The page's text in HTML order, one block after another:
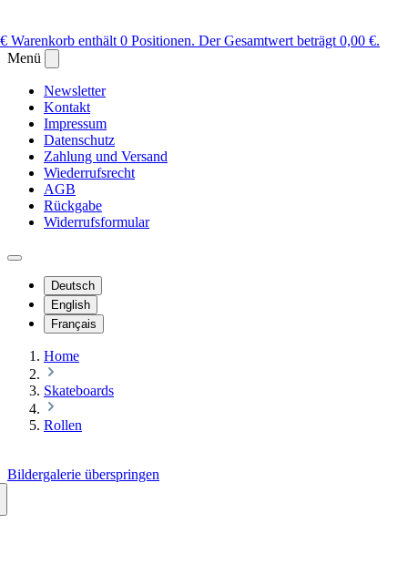
Warenkorb enthält 0 Positionen. Der Gesamtwert beträgt 0,00 €.
Menü
Newsletter
Kontakt
Impressum
Datenschutz
Zahlung und Versand
Wiederrufsrecht
AGB
Rückgabe
Widerrufsformular
Deutsch
English
Français
Home
Skateboards
Rollen
Bildergalerie überspringen